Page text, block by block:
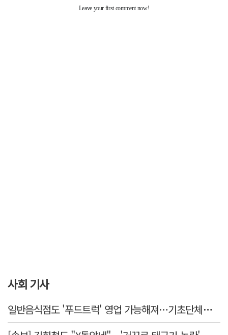
사회 기사
일반음식점도 '푸드트럭' 영업 가능해져…기초단체별 조례 개정 움직임